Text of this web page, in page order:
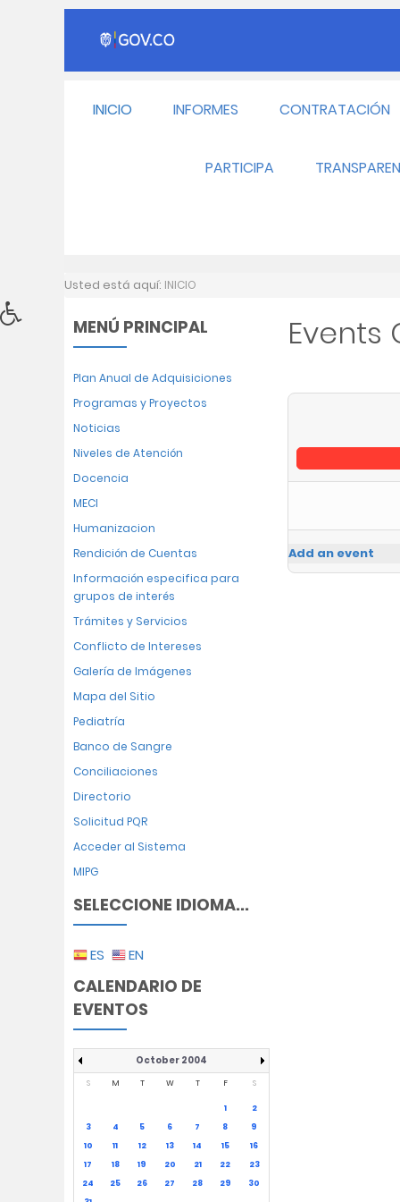
INICIO INFORMES CONTRATACIÓN
PARTICIPA
Usted está aquí: INICIO
MENÚ PRINCIPAL
Plan Anual de Adquisiciones
Programas y Proyectos
Noticias
Niveles de Atención
Docencia
MECI
Humanizacion
Rendición de Cuentas
Información especifica para
grupos de interés
Trámites y Servicios
Conflicto de Intereses
Galería de Imágenes
Mapa del Sitio
Pediatría
Banco de Sangre
Conciliaciones
Directorio
Solicitud PQR
Acceder al Sistema
MIPG
SELECCIONE IDIOMA...
ES EN
CALENDARIO DE
EVENTOS
October 2004
S M T W T F S
1
2
3
4 5 6 7 8
9
10
11 12 13 14 15
16
17
18 19 20 21 22
23
24
25 26 27 28 29
30
Events
Add an event